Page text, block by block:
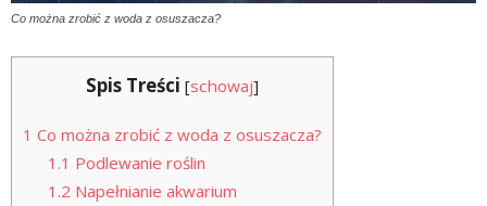
Co można zrobić z woda z osuszacza?
Spis Treści [schowaj]
1 Co można zrobić z woda z osuszacza?
1.1 Podlewanie roślin
1.2 Napełnianie akwarium